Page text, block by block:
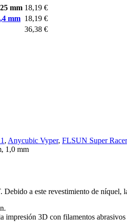
mm 18,19 €
mm 18,19 €
36,38 €
, Anycubic Vyper, FLSUN Super Racer
1,0 mm
a este revestimiento de
3D con filamentos